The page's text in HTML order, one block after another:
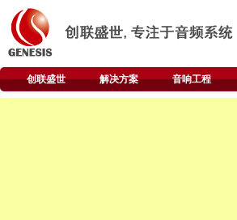
创联盛世 解决方案 音响工程